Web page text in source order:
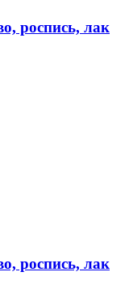
роспись, лак
роспись, лак